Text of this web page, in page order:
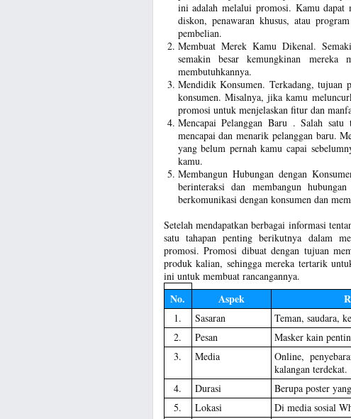
ini adalah melalui promosi. Kamu dapat
diskon, penawaran khusus, atau
pembelian.
Membuat Merek Kamu Dikenal.
semakin besar kemungkinan
membutuhkannya.
Mendidik Konsumen. Terkadang, tujuan
konsumen. Misalnya, jika kamu
promosi untuk menjelaskan fitur dan
Mencapai Pelanggan Baru . Salah
mencapai dan menarik pelanggan baru.
yang belum pernah kamu capai
kamu.
Membangun Hubungan dengan
berinteraksi dan membangun
berkomunikasi dengan konsumen dan
Setelah mendapatkan berbagai informasi
satu tahapan penting berikutnya dalam
promosi. Promosi dibuat dengan tujuan
produk kalian, sehingga mereka tertarik
ini untuk membuat rancangannya.
No. Aspek
1. Sasaran
Teman, saudara,
2.
Pesan
Masker kain
3.
Media
Online,
kalangan terdekat.
4.
Durasi
Berupa poster
5.
Lokasi
Di media sosial